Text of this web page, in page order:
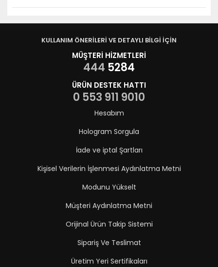
KULLANIM ÖNERİLERİ VE DETAYLI BİLGİ İÇİN
MÜŞTERİ HİZMETLERİ
444 5284
ÜRÜN DESTEK HATTI
0 553 911 9010
Hesabım
Hologram Sorgula
İade ve iptal Şartları
Kişisel Verilerin İşlenmesi Aydınlatma Metni
Modunu Yükselt
Müşteri Aydınlatma Metni
Orijinal Ürün Takip Sistemi
Sipariş Ve Teslimat
Üretim Yeri Sertifikaları